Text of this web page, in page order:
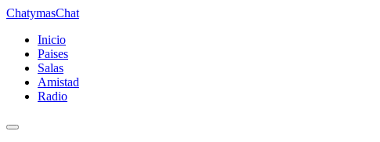
ChatymasChat
Inicio
Paises
Salas
Amistad
Radio